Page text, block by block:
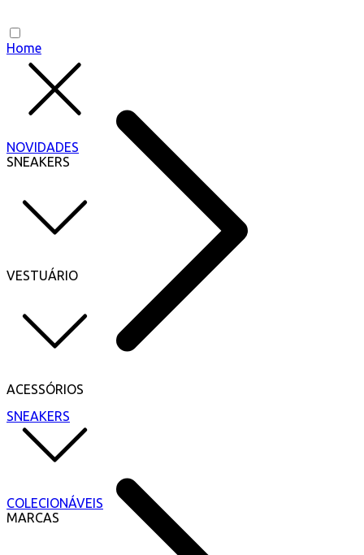
NOVIDADES
SNEAKERS
VESTUÁRIO
ACESSÓRIOS
COLECIONÁVEIS
MARCAS
Home
SNEAKERS